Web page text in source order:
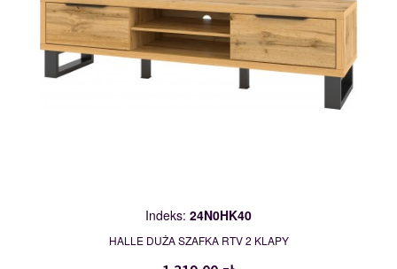
Indeks: 24N0HK40
HALLE DUŻA SZAFKA RTV 2 KLAPY